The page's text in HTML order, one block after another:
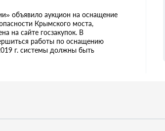
объявило аукцион на оснащение
Крымского моста,
на сайте госзакупок. В
работы по оснащению
г. системы должны быть